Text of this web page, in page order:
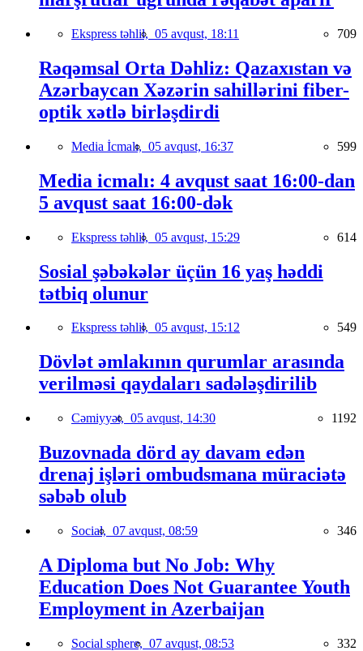
Ekspress təhlil, 05 avqust, 18:11 709
Rəqəmsal Orta Dəhliz: Qazaxıstan və
Azərbaycan Xəzərin sahillərini fiber-
optik xətlə birləşdirdi
Media İcmalı, 05 avqust, 16:37 599
Media icmalı: 4 avqust saat 16:00-dan
5 avqust saat 16:00-dək
Ekspress təhlil, 05 avqust, 15:29 614
Sosial şəbəkələr üçün 16 yaş həddi
tətbiq olunur
Ekspress təhlil, 05 avqust, 15:12 549
Dövlət əmlakının qurumlar arasında
verilməsi qaydaları sadələşdirilib
Cəmiyyət, 05 avqust, 14:30 1192
Buzovnada dörd ay davam edən
drenaj işləri ombudsmana müraciətə
səbəb olub
Social, 07 avqust, 08:59 346
A Diploma but No Job: Why
Education Does Not Guarantee Youth
Employment in Azerbaijan
Social sphere, 07 avqust, 08:53 332